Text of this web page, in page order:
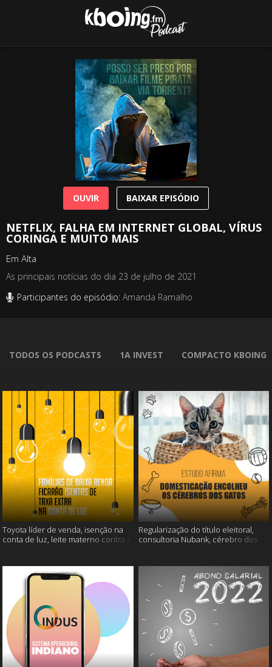
NETFLIX, FALHA EM INTERNET GLOBAL, VÍRUS
CORINGA E MUITO MAIS
Em Alta
As principais notícias do dia 23 de julho de 2021
Participantes do episódio: Amanda Ramalho
OUVIR BAIXAR EPISÓDIO
TODOS OS PODCASTS 1A INVEST COMPACTO KBOING
Toyota líder de venda, isenção na
conta de luz, leite materno contra o
Regularização do título eleitoral,
consultoria Nubank, cérebro dos